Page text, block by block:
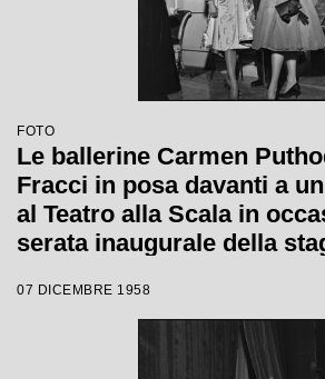
FOTO
Le ballerine Carmen
Fracci in posa davanti a
al Teatro alla Scala in
serata inaugurale della
Giacomo Puccini, diretta
Votto con la regia di
07 DICEMBRE 1958